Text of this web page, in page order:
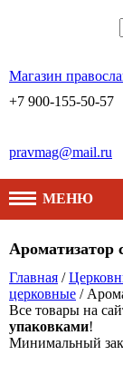
Магазин
+7 900-155-50-57
pravmag@mail.ru
МЕНЮ
Ароматизатор
Главная /
церковные /
Все товары на
упаковками!
Минимальный